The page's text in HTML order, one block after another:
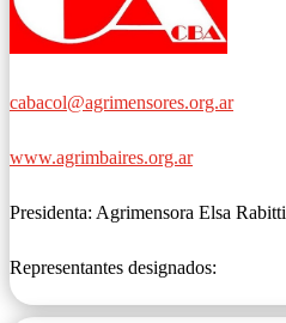
cabacol@agrimensores.org.ar
www.agrimbaires.org.ar
Presidenta: Agrimensora Elsa Rabitti
Representantes designados: